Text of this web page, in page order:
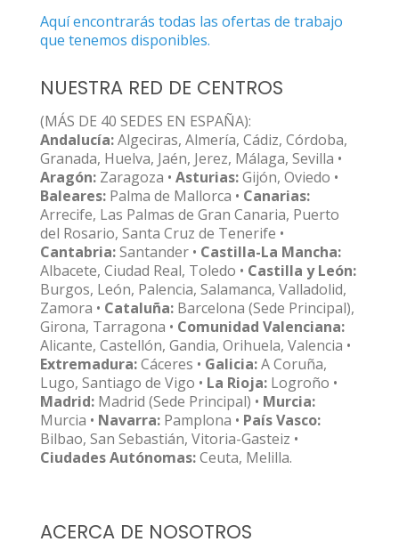
Aquí encontrarás todas las ofertas de trabajo
que tenemos disponibles.
NUESTRA RED DE CENTROS
(MÁS DE 40 SEDES EN ESPAÑA):
Andalucía:Algeciras, Almería, Cádiz, Córdoba,
Granada, Huelva, Jaén, Jerez, Málaga, Sevilla •
Aragón: Zaragoza • Asturias:Gijón, Oviedo •
Baleares: Palma de Mallorca • Canarias:
Arrecife, Las Palmas de Gran Canaria, Puerto
del Rosario, Santa Cruz de Tenerife •
Cantabria:Santander • Castilla-La Mancha:
Albacete, Ciudad Real, Toledo • Castilla y León:
Burgos, León, Palencia, Salamanca, Valladolid,
Zamora • Cataluña: Barcelona (Sede Principal),
Girona, Tarragona • Comunidad Valenciana:
Alicante, Castellón, Gandia, Orihuela, Valencia •
Extremadura:Cáceres • Galicia:A Coruña,
Lugo, Santiago de Vigo • La Rioja: Logroño •
Madrid: Madrid (Sede Principal) • Murcia:
Murcia • Navarra: Pamplona • País Vasco:
Bilbao, San Sebastián, Vitoria-Gasteiz •
Ciudades Autónomas:Ceuta, Melilla.
ACERCA DE NOSOTROS